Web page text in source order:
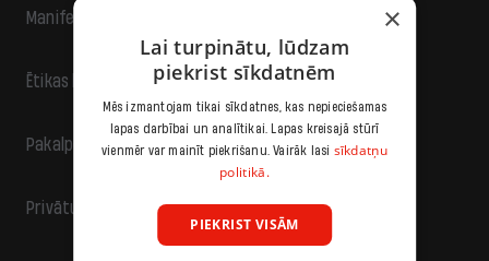
Manifests
Ētikas kodekss
Pakalpojumu sniegšanas noteikumi
Privātuma politika
×
Lai turpinātu, lūdzam
piekrist sīkdatnēm
Mēs izmantojam tikai sīkdatnes, kas nepieciešamas
lapas darbībai un analītikai. Lapas kreisajā stūrī
vienmēr var mainīt piekrišanu. Vairāk lasi sīkdatņu
politikā.
PIEKRIST VISĀM